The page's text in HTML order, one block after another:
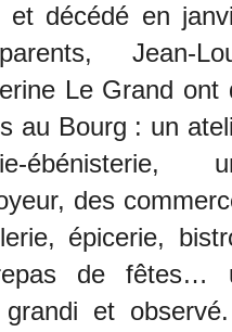
décédé en
Jean-
Le Grand ont
au Bourg : un
ébénisterie,
des
épicerie,
de fêtes…
et